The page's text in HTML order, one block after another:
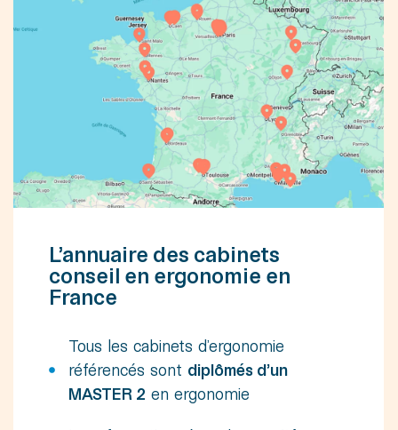
L’annuaire des cabinets
conseil en ergonomie en
France
Tous les cabinets d’ergonomie
référencés sont diplômés d’un
MASTER 2 en ergonomie